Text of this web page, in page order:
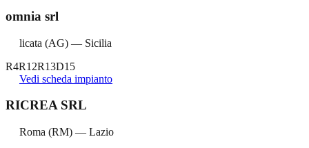
omnia srl
licata (AG) — Sicilia
R4R12R13D15
Vedi scheda impianto
RICREA SRL
Roma (RM) — Lazio